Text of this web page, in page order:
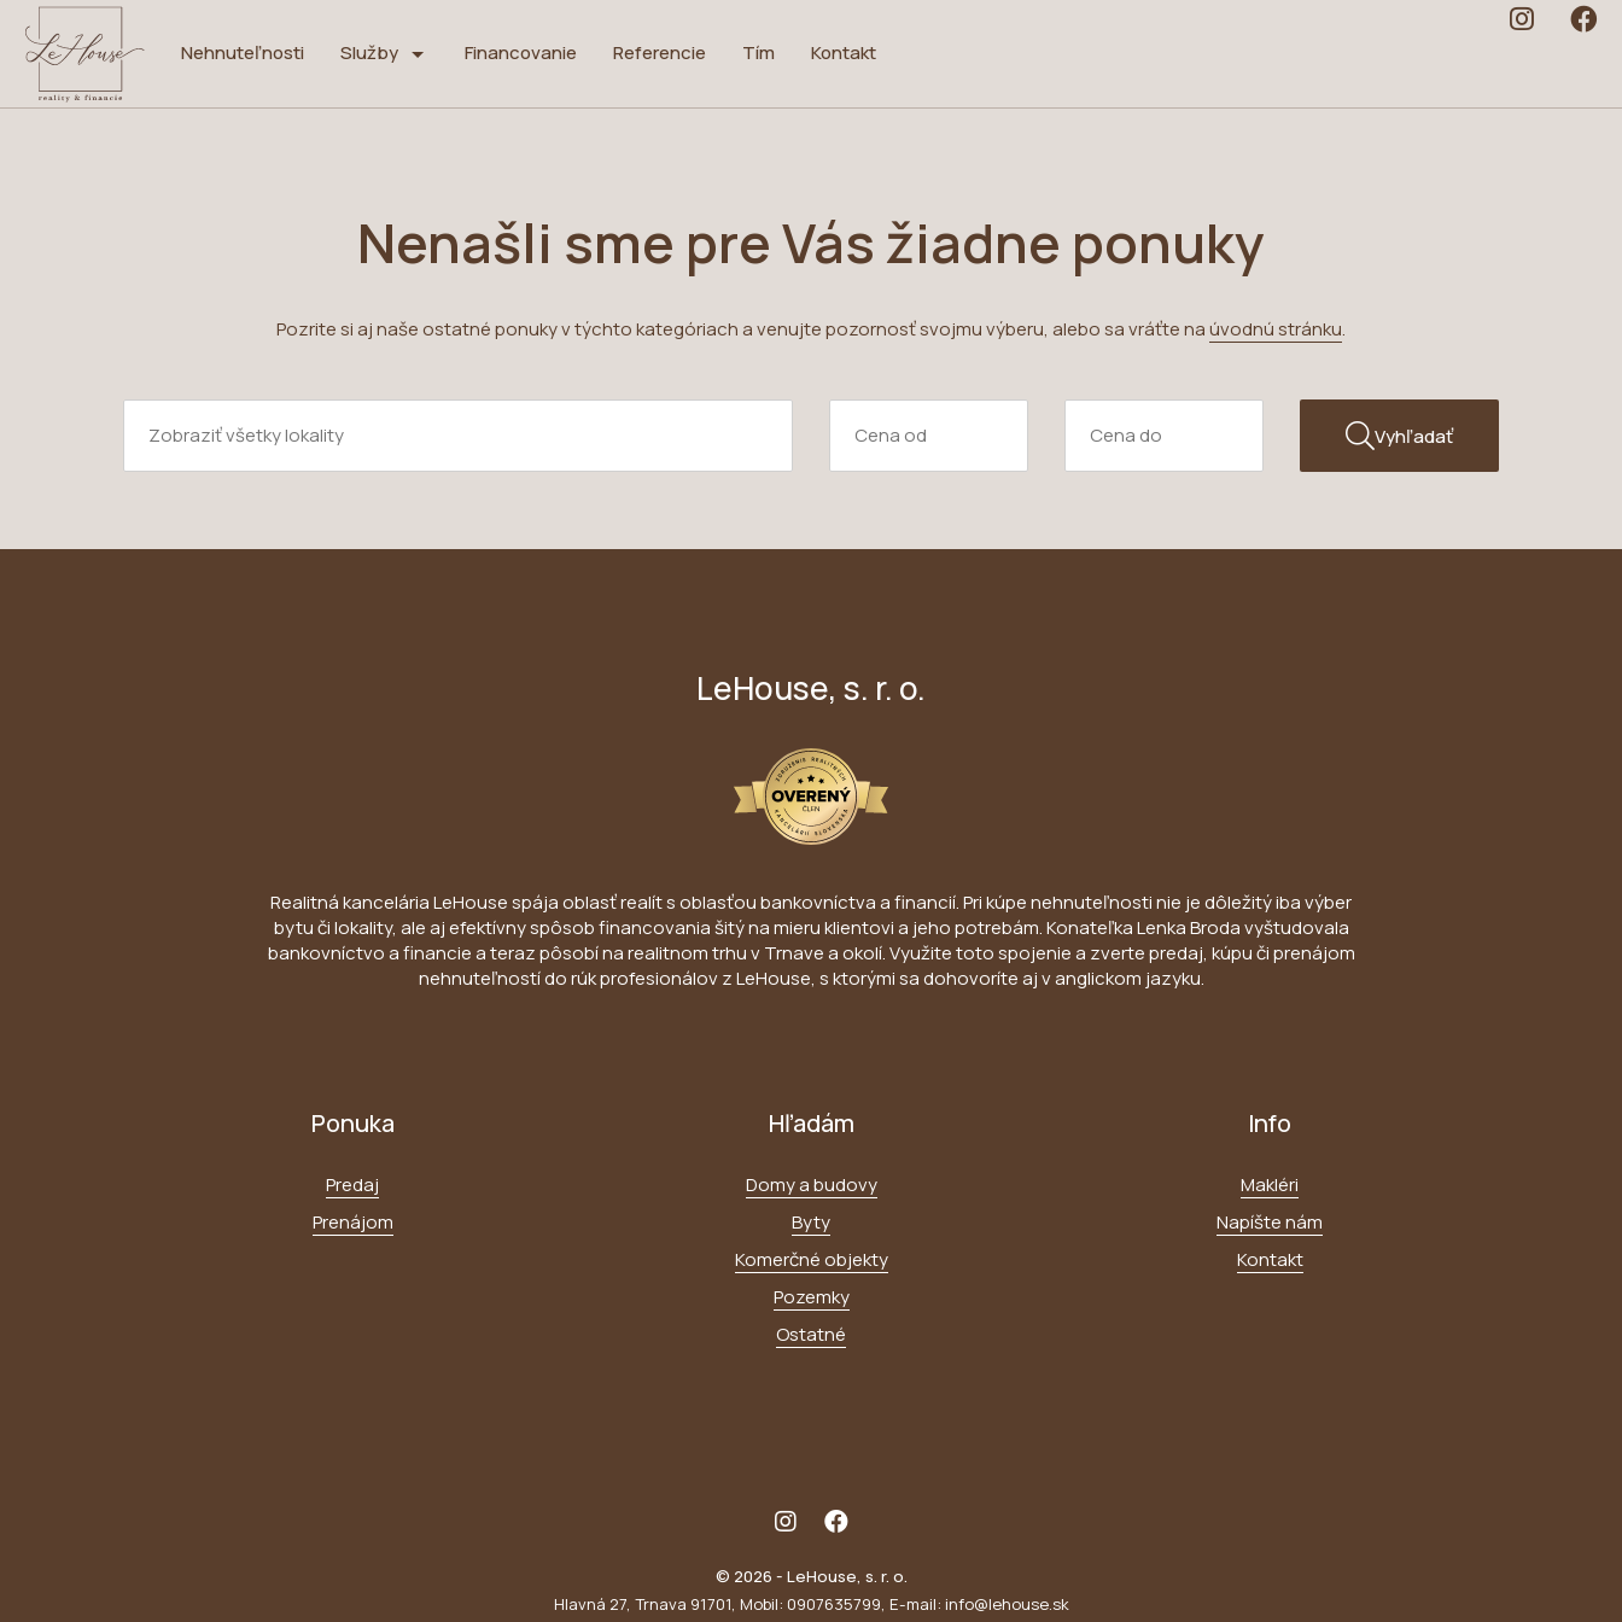
Nehnuteľnosti Služby Financovanie Referencie Tím Kontakt
Nenašli sme pre Vás žiadne ponuky
Pozrite si aj naše ostatné ponuky v týchto kategóriach a venujte pozornosť svojmu výberu, alebo sa vráťte naúvodnú stránku.
Vyhľadať
LeHouse, s. r. o.
Realitná kancelária LeHouse spája oblasť realít s oblasťou bankovníctva a financií. Pri kúpe nehnuteľnosti nie je dôležitý iba výber
bytu či lokality, ale aj efektívny spôsob financovania šitý na mieru klientovi a jeho potrebám. Konateľka Lenka Broda vyštudovala
bankovníctvo a financie a teraz pôsobí na realitnom trhu v Trnave a okolí. Využite toto spojenie a zverte predaj, kúpu či prenájom
nehnuteľností do rúk profesionálov z LeHouse, s ktorými sa dohovoríte aj v anglickom jazyku.
Ponuka
Predaj
Prenájom
Hľadám
Domy a budovy
Byty
Komerčné objekty
Pozemky
Ostatné
Info
Makléri
Napíšte nám
Kontakt
© 2026 - LeHouse, s. r. o.
Hlavná 27, Trnava 91701, Mobil: 0907635799, E-mail: info@lehouse.sk